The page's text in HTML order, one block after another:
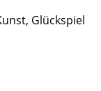
Glückspiel